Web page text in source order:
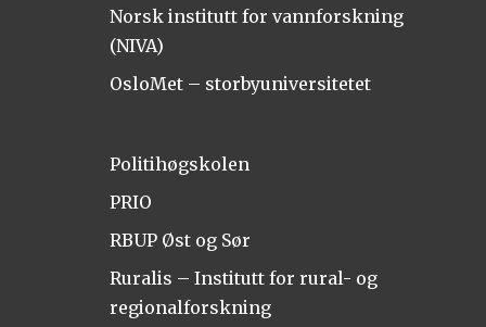
Norsk institutt for vannforskning
(NIVA)
OsloMet – storbyuniversitetet
Politihøgskolen
PRIO
RBUP Øst og Sør
Ruralis – Institutt for rural- og
regionalforskning